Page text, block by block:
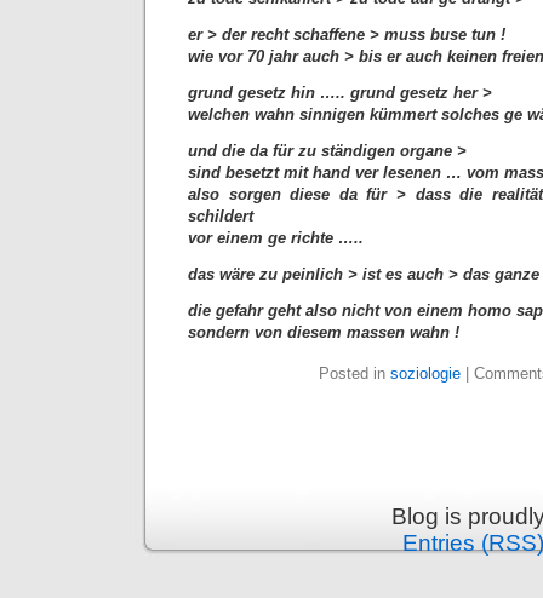
er > der recht schaffene > muss buse tun !
wie vor 70 jahr auch > bis er auch keinen
grund gesetz hin ….. grund gesetz her >
welchen wahn sinnigen kümmert solches ge
und die da für zu ständigen organe >
sind besetzt mit hand ver lesenen … vom
also sorgen diese da für > dass die
schildert
vor einem ge richte …..
das wäre zu peinlich > ist es auch > das ganze
die gefahr geht also nicht von einem homo
sondern von diesem massen wahn !
Posted in soziologie|
Blog is
Entries (RSS)